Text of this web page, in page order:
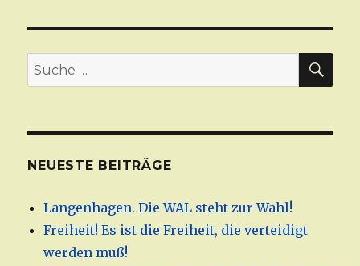
Suche
nach:
NEUESTE BEITRÄGE
Langenhagen. Die WAL steht zur Wahl!
Freiheit! Es ist die Freiheit, die verteidigt
werden muß!